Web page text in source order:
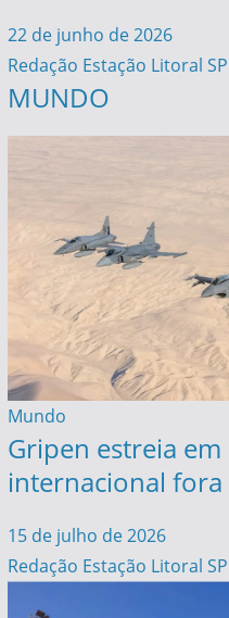
22 de junho de 2026
Redação Estação Litoral SP
MUNDO
Mundo
Gripen estreia
internacional fora
15 de julho de 2026
Redação Estação Litoral SP